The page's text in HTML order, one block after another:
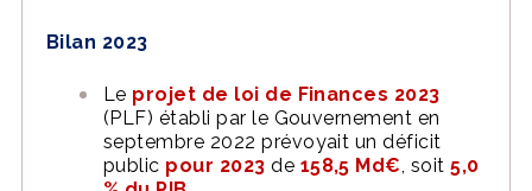
Bilan 2023
Le projet de loi de Finances 2023
(PLF) établi par le Gouvernement en
septembre 2022 prévoyait un déficit
public pour 2023 de 158,5 Md€, soit5,0